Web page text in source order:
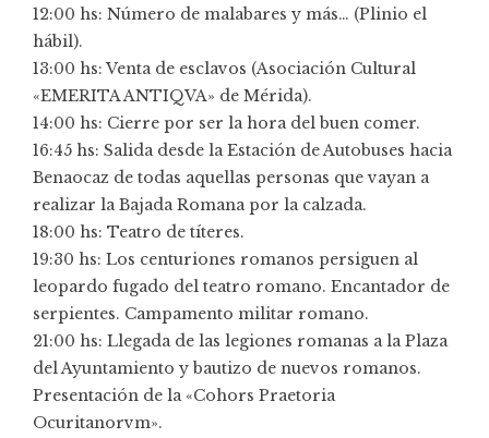
12:00 hs: Número de malabares y más… (Plinio el
hábil).
13:00 hs: Venta de esclavos (Asociación Cultural
«EMERITA ANTIQVA» de Mérida).
14:00 hs: Cierre por ser la hora del buen comer.
16:45 hs: Salida desde la Estación de Autobuses hacia
Benaocaz de todas aquellas personas que vayan a
realizar la Bajada Romana por la calzada.
18:00 hs: Teatro de títeres.
19:30 hs: Los centuriones romanos persiguen al
leopardo fugado del teatro romano. Encantador de
serpientes. Campamento militar romano.
21:00 hs: Llegada de las legiones romanas a la Plaza
del Ayuntamiento y bautizo de nuevos romanos.
Presentación de la «Cohors Praetoria
Ocuritanorvm».